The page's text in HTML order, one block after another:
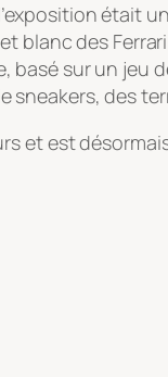
était
blanc des
basé sur un jeu
sneakers, des
et est